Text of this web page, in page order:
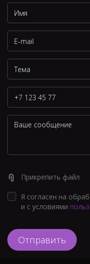
Прикрепить файл
Я согласен на
и с условиями
Отправить